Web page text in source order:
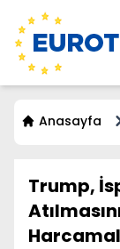
Anasayfa
Trump,